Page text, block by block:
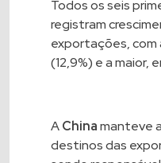
Todos os seis
registram
exportações, com
(12,9%) e a maior,
AChinamanteve
destinos das